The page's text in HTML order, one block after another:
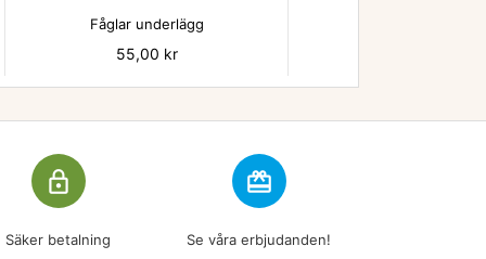

Fåglar underlägg
Pris
55,00 kr
lock_outline
Säker betalning
redeem
Se våra erbjudanden!